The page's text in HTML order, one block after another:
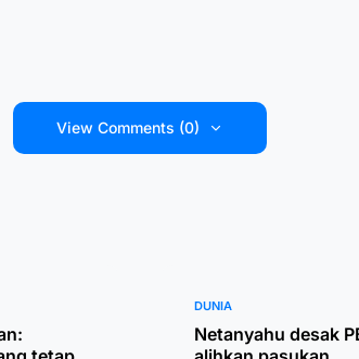
View Comments (0)
DUNIA
Netanyahu desak